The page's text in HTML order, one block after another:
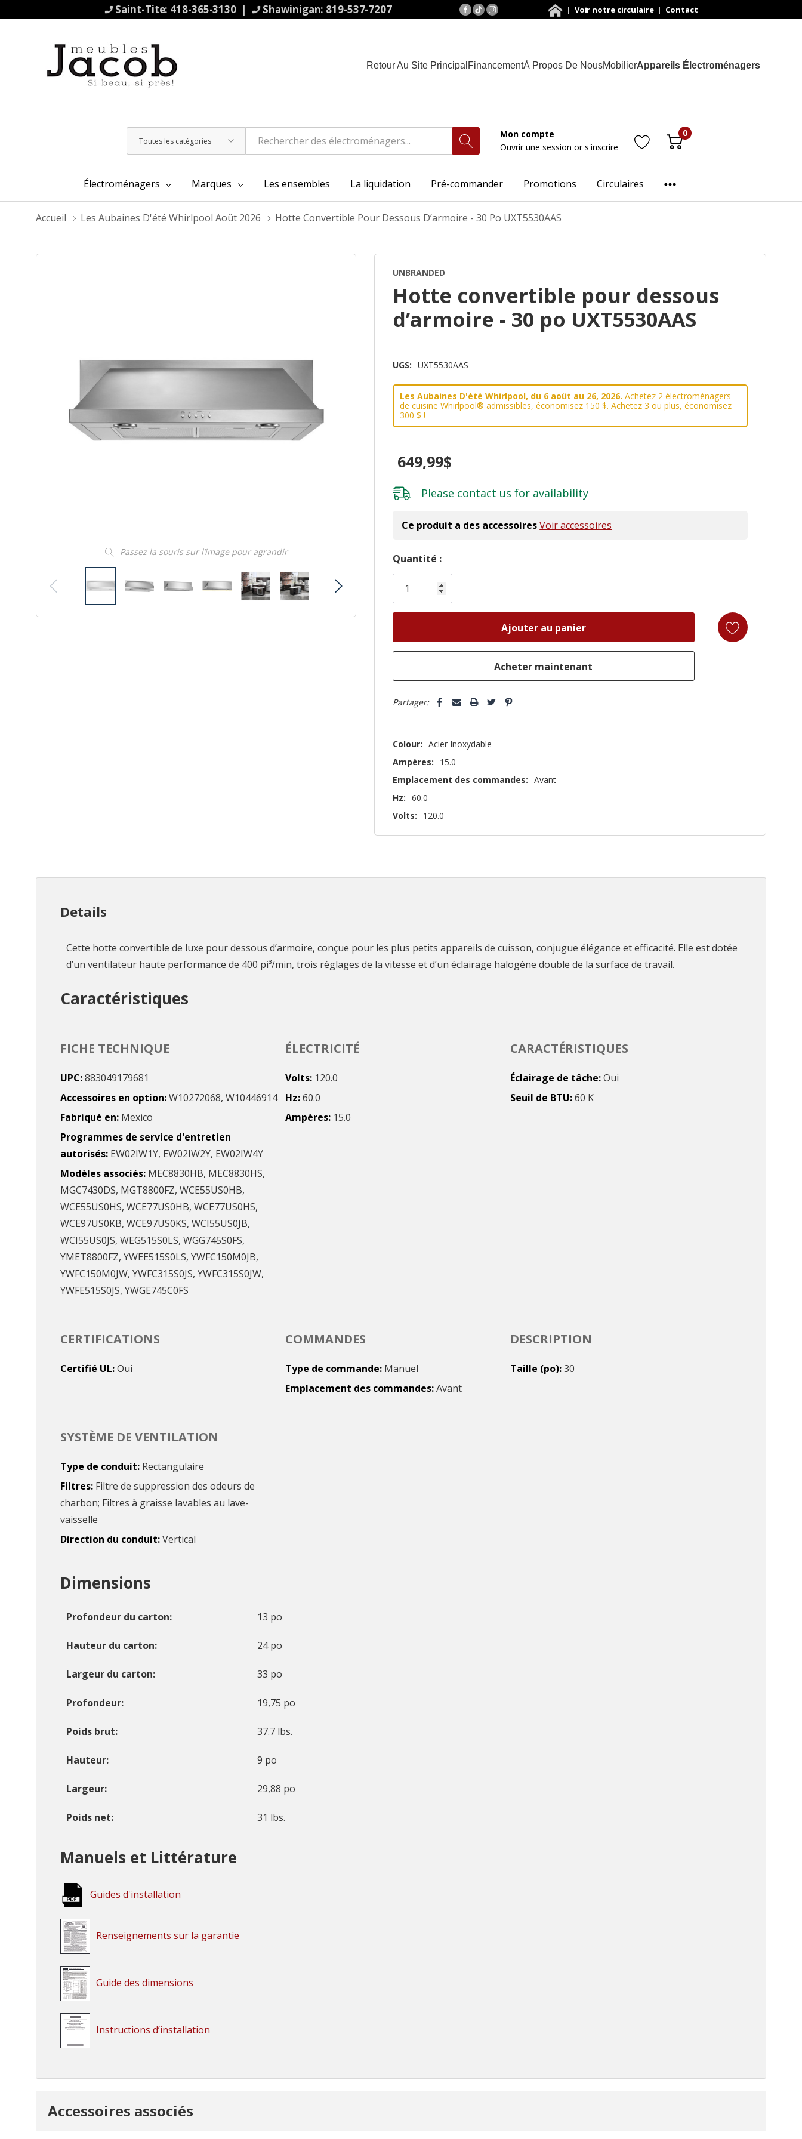
Saint-Tite: 418-365-3130 | Shawinigan: 819-537-7207 | Voir notre circulaire | Contact
Retour Au Site Principal FinancementÀ Propos De NousMobilierAppareils Électroménagers
Toutes
les
Rechercher
Mon compte
Ouvrir une session or s'inscrire
0
Électroménagers Marques Les ensembles La liquidation Pré-commander Promotions Circulaires
Accueil Les Aubaines D'été Whirlpool Aoüt 2026 Hotte Convertible Pour Dessous D’armoire - 30 Po UXT5530AAS
Passez la souris sur l’image pour agrandir
UNBRANDED
Hotte convertible pour dessous
d’armoire - 30 po UXT5530AAS
UGS: UXT5530AAS
Les Aubaines D'été Whirlpool, du 6 aoüt au 26, 2026. Achetez 2 électroménagers
de cuisine Whirlpool® admissibles, économisez 150 $. Achetez 3 ou plus, économisez
300 $ !
649,99$
Please contact us for availability
Ce produit a des accessoiresVoir accessoires
Dépêchez-
vous!
plus
Quantité :
Partager:
Colour: Acier Inoxydable
Ampères:
15.0
Emplacement des commandes: Avant
Hz: 60.0
Volts:
120.0
Details
Cette hotte convertible de luxe pour dessous d’armoire, conçue pour les plus petits appareils de cuisson, conjugue élégance et efficacité. Elle est dotée
d’un ventilateur haute performance de 400 pi³/min, trois réglages de la vitesse et d’un éclairage halogène double de la surface de travail.
Caractéristiques
FICHE TECHNIQUE
UPC 883049179681
Accessoires en option W10272068, W10446914
Fabriqué en Mexico
Programmes de service d'entretien
autorisés EW02IW1Y, EW02IW2Y, EW02IW4Y
Modèles associés MEC8830HB, MEC8830HS,
MGC7430DS, MGT8800FZ, WCE55US0HB,
WCE55US0HS, WCE77US0HB, WCE77US0HS,
WCE97US0KB, WCE97US0KS, WCI55US0JB,
WCI55US0JS, WEG515S0LS, WGG745S0FS,
YMET8800FZ, YWEE515S0LS, YWFC150M0JB,
YWFC150M0JW, YWFC315S0JS, YWFC315S0JW,
YWFE515S0JS, YWGE745C0FS
ÉLECTRICITÉ
Volts 120.0
Hz 60.0
Ampères 15.0
CARACTÉRISTIQUES
Éclairage de tâche Oui
Seuil de BTU 60 K
CERTIFICATIONS
Certifié UL Oui
COMMANDES
Type de commande Manuel
Emplacement des commandes Avant
DESCRIPTION
Taille (po) 30
SYSTÈME DE VENTILATION
Type de conduit Rectangulaire
Filtres Filtre de suppression des odeurs de
charbon; Filtres à graisse lavables au lave-
vaisselle
Direction du conduit Vertical
Dimensions
Profondeur du carton 13 po
Hauteur du carton 24 po
Largeur du carton 33 po
Profondeur 19,75 po
Poids brut 37.7 lbs.
Hauteur 9 po
Largeur 29,88 po
Poids net 31 lbs.
Manuels et Littérature
Guides d'installation
Renseignements sur la garantie
Guide des dimensions
Instructions d’installation
personnalisé
Accessoires associés